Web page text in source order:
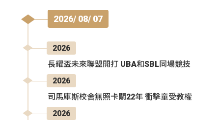
2026/ 08/ 07
2026
長耀盃未來聯盟開打 UBA和SBL同場競技
2026
司馬庫斯校舍無照卡關22年 衝擊童受教權
2026